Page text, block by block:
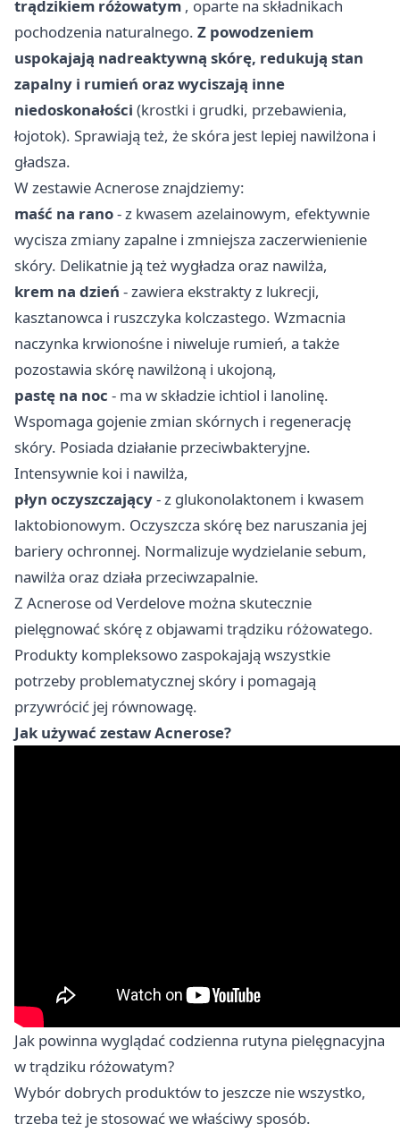
trądzikiem różowatym , oparte na składnikach
pochodzenia naturalnego. Z powodzeniem
uspokajają nadreaktywną skórę, redukują stan
zapalny i rumień oraz wyciszają inne
niedoskonałości (krostki i grudki, przebawienia,
łojotok). Sprawiają też, że skóra jest lepiej nawilżona i
gładsza.
W zestawie Acnerose znajdziemy:
maść na rano- z kwasem azelainowym, efektywnie
wycisza zmiany zapalne i zmniejsza zaczerwienienie
skóry. Delikatnie ją też wygładza oraz nawilża,
krem na dzień - zawiera ekstrakty z lukrecji,
kasztanowca i ruszczyka kolczastego. Wzmacnia
naczynka krwionośne i niweluje rumień, a także
pozostawia skórę nawilżoną i ukojoną,
pastę na noc - ma w składzie ichtiol i lanolinę.
Wspomaga gojenie zmian skórnych i regenerację
skóry. Posiada działanie przeciwbakteryjne.
Intensywnie koi i nawilża,
płyn oczyszczający- z glukonolaktonem i kwasem
laktobionowym. Oczyszcza skórę bez naruszania jej
bariery ochronnej. Normalizuje wydzielanie sebum,
nawilża oraz działa przeciwzapalnie.
Z Acnerose od Verdelove można skutecznie
pielęgnować skórę z objawami trądziku różowatego.
Produkty kompleksowo zaspokajają wszystkie
potrzeby problematycznej skóry i pomagają
przywrócić jej równowagę.
Jak używać zestaw Acnerose?
Jak powinna wyglądać codzienna rutyna pielęgnacyjna
w trądziku różowatym?
Wybór dobrych produktów to jeszcze nie wszystko,
trzeba też je stosować we właściwy sposób.